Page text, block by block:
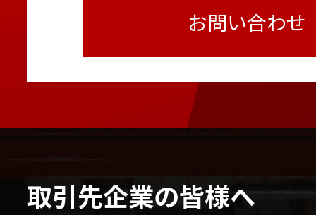
お問い合わせ
取引先企業の皆様へ